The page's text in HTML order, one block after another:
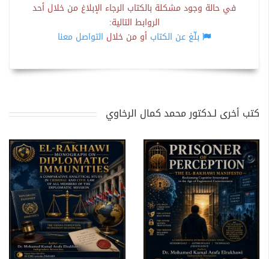
في حالة وجود مشكلة بالكتاب الرجاء الإبلاغ من خلال أحد
الروابط التالية:
بلّغ عن الكتاب أو من خلال التواصل معنا
كتب أخرى لـدكتور محمد كمال الرخاوي